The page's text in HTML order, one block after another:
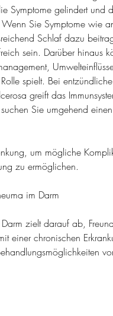
Symptome gelindert und
Sie Symptome wie
Schlaf dazu
sein. Darüber hinaus
spielt. Bei
greift das
Sie umgehend
um mögliche
zu ermöglichen.
im Darm
zielt darauf ab,
einer chronischen